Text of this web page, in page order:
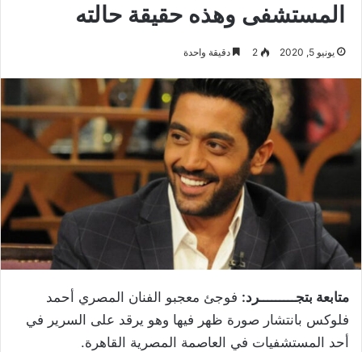
المستشفى وهذه حقيقة حالته
يونيو 5, 2020 2 دقيقة واحدة
متابعة بتجـــــــــرد: فوجئ معجبو الفنان المصري أحمد
فلوكس بانتشار صورة ظهر فيها وهو يرقد على السرير في
أحد المستشفيات في العاصمة المصرية القاهرة.